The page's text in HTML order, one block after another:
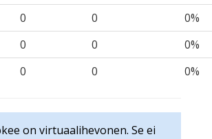
0 0
0%
0 0
0%
0 0 0%
on virtuaalihevonen. Se ei